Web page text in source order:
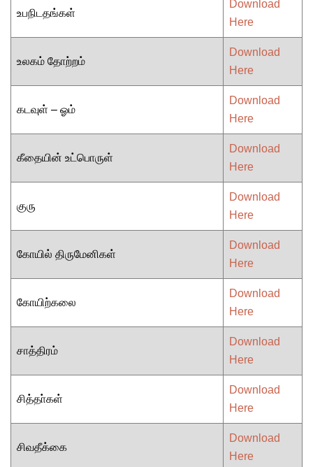
உபநிடதங்கள்
Download
Here
உலகம் தோற்றம்
Download
Here
கடவுள் – ஓம்
Download
Here
கீதையின் உட்பொருள்
Download
Here
குரு
Download
Here
கோயில் திருமேனிகள்
Download
Here
கோயிற்கலை
Download
Here
சாத்திரம்
Download
Here
சித்தா்கள்
Download
Here
சிவதீக்கை
Download
Here